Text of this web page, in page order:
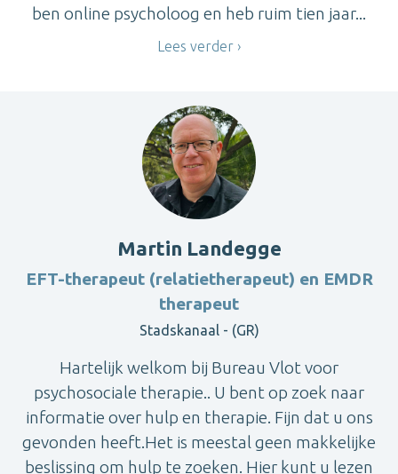
ben online psycholoog en heb ruim tien jaar...
Lees verder
Martin Landegge
EFT-therapeut (relatietherapeut) en EMDR
therapeut
Stadskanaal - (GR)
Hartelijk welkom bij Bureau Vlot voor
psychosociale therapie.. U bent op zoek naar
informatie over hulp en therapie. Fijn dat u ons
gevonden heeft.Het is meestal geen makkelijke
beslissing om hulp te zoeken. Hier kunt u lezen